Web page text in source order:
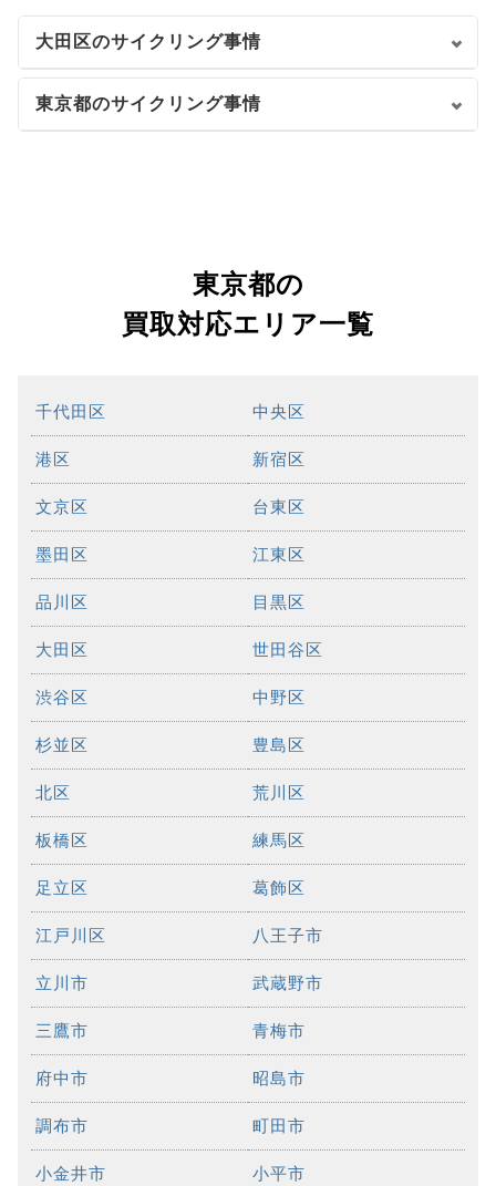
大田区のサイクリング事情
東京都のサイクリング事情
東京都の
買取対応エリア一覧
千代田区 中央区
港区 新宿区
文京区 台東区
墨田区 江東区
品川区 目黒区
大田区 世田谷区
渋谷区 中野区
杉並区 豊島区
北区 荒川区
板橋区 練馬区
足立区 葛飾区
江戸川区 八王子市
立川市 武蔵野市
三鷹市 青梅市
府中市 昭島市
調布市 町田市
小金井市 小平市